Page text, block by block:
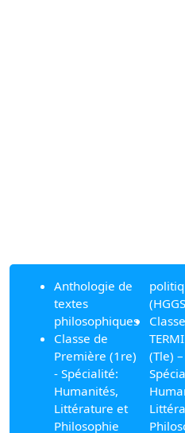
Anthologie de
textes
philosophiques
Classe de
Première (1re)
- Spécialité:
Humanités,
Littérature et
Philosophie
(Tle) –